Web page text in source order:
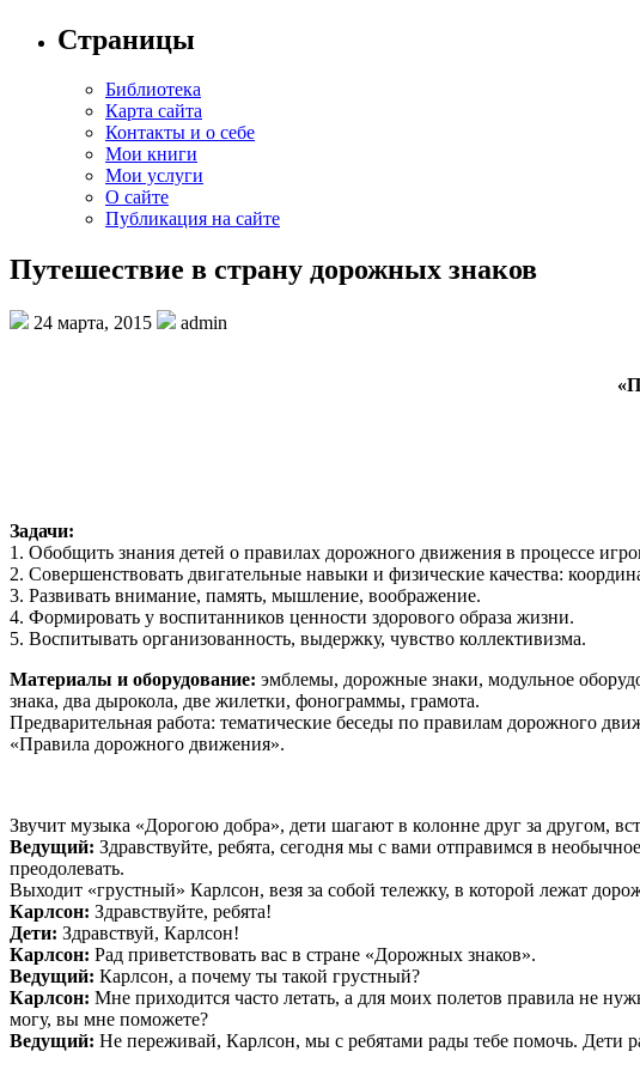
Страницы
Библиотека
Карта сайта
Контакты и о себе
Мои книги
Мои услуги
О сайте
Публикация на сайте
Путешествие в страну дорожных знаков
24 марта, 2015
admin
Задачи:
1. Обобщить знания детей о правилах дорожного движения в процессе
2. Совершенствовать двигательные навыки и физические качества:
3. Развивать внимание, память, мышление, воображение.
4. Формировать у воспитанников ценности здорового образа жизни.
5. Воспитывать организованность, выдержку, чувство коллективизма.
Материалы и оборудование: эмблемы, дорожные знаки, модульное
знака, два дырокола, две жилетки, фонограммы, грамота.
Предварительная работа: тематические беседы по правилам дорожного
«Правила дорожного движения».
Звучит музыка «Дорогою добра», дети шагают в колонне друг за другом,
Ведущий: Здравствуйте, ребята, сегодня мы с вами отправимся в
преодолевать.
Выходит «грустный» Карлсон, везя за собой тележку, в которой лежат
Карлсон: Здравствуйте, ребята!
Дети: Здравствуй, Карлсон!
Карлсон: Рад приветствовать вас в стране «Дорожных знаков».
Ведущий: Карлсон, а почему ты такой грустный?
Карлсон: Мне приходится часто летать, а для моих полетов правила не
могу, вы мне поможете?
Ведущий: Не переживай, Карлсон, мы с ребятами рады тебе помочь. Дети